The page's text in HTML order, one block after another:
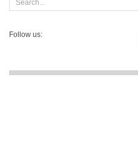
Follow us: